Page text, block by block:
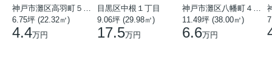
6.75坪 (22.32㎡)
4.4万円
目黒区中根１丁目
9.06坪 (29.98㎡)
17.5万円
11.49坪 (38.00㎡)
6.6万円